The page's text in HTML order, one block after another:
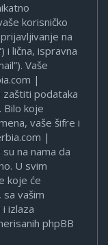
korisničko
na
i lična, ispravna
Vaše
|
zaštiti podataka
Bilo koje
vaše šifre i
|
na nama da
U svim
koje će
vašim
izlaza
phpBB